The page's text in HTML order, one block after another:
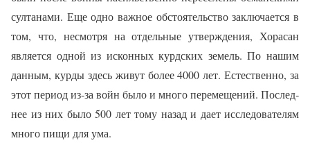
султанами. Еще одно важное обстоятельст­во заключается в
том, что, не­смотря на отдельные утвержде­ния, Хорасан
является одной из исконных курдских земель. По нашим
данным, курды здесь жи­вут более 4000 лет. Естественно, за
этот период из-за войн было и много перемещений. Послед­
нее из них было 500 лет тому на­зад и дает исследователям
мно­го пищи для ума.